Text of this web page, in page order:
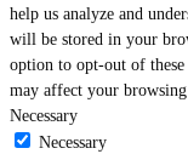
help us analyze and
will be stored in your
option to opt-out of
may affect your browsing
Necessary
Necessary